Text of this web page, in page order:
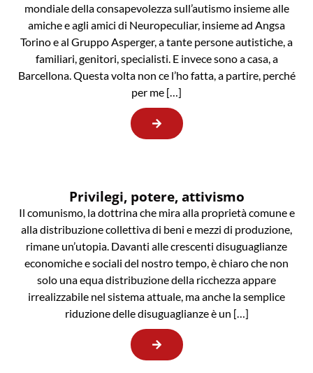
mondiale della consapevolezza sull’autismo insieme alle
amiche e agli amici di Neuropeculiar, insieme ad Angsa
Torino e al Gruppo Asperger, a tante persone autistiche, a
familiari, genitori, specialisti. E invece sono a casa, a
Barcellona. Questa volta non ce l’ho fatta, a partire, perché
per me […]
Privilegi, potere, attivismo
Il comunismo, la dottrina che mira alla proprietà comune e
alla distribuzione collettiva di beni e mezzi di produzione,
rimane un’utopia. Davanti alle crescenti disuguaglianze
economiche e sociali del nostro tempo, è chiaro che non
solo una equa distribuzione della ricchezza appare
irrealizzabile nel sistema attuale, ma anche la semplice
riduzione delle disuguaglianze è un […]